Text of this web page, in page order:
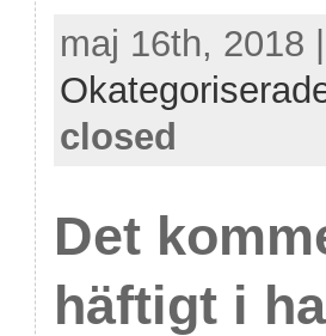
maj 16th, 2018
closed
Det
häftigt i